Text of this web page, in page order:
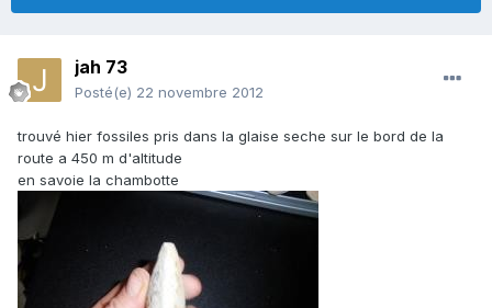
jah 73
Posté(e) 22 novembre 2012
trouvé hier fossiles pris dans la glaise seche sur le bord de la
route a 450 m d'altitude
en savoie la chambotte